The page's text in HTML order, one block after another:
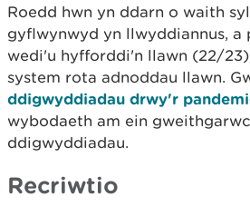
Roedd hwn yn ddarn o waith
gyflwynwyd yn llwyddiannus, a
wedi'u hyfforddi'n llawn (22/
system rota adnoddau llawn.
ddigwyddiadau drwy'r
wybodaeth am ein
ddigwyddiadau.
Recriwtio